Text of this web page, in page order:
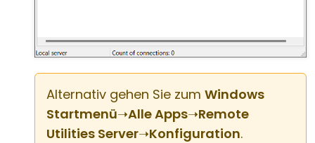
Alternativ gehen Sie zum Windows
Startmenü➝Alle Apps➝Remote
Utilities Server➝Konfiguration.